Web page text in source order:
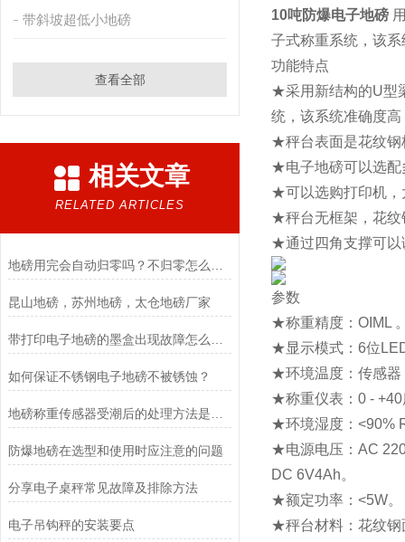
带斜坡超低小地磅
查看全部
相关文章
RELATED ARTICLES
昆山地磅，苏州地磅，太仓地磅厂家
如何保证不锈钢电子地磅不被锈蚀？
防爆地磅在选型和使用时应注意的问题
​分享电子桌秤常见故障及排除方法
电子吊钩秤的安装要点
10吨防爆电子地磅
子式称重系统，该
功能特点
★采用新结构的U型
统，该系统准确度
★秤台表面是花纹钢
★电子地磅可以选配
★可以选购打印机，
★秤台无框架，花纹
★通过四角支撑可以
参数
★称重精度：OIML
★显示模式：6位
★环境温度：传感器
★称重仪表：0 - +40
★环境湿度：<90%
★电源电压：AC
DC 6V4Ah。
★额定功率：<5W。
★秤台材料：花纹钢